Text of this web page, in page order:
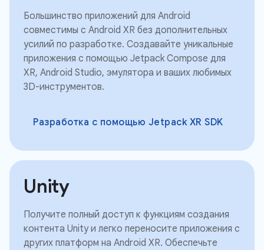
Большинство приложений для Android
совместимы с Android XR без дополнительных
усилий по разработке. Создавайте уникальные
приложения с помощью Jetpack Compose для
XR, Android Studio, эмулятора и ваших любимых
3D-инструментов.
Разработка с помощью Jetpack XR SDK
Unity
Получите полный доступ к функциям создания
контента Unity и легко переносите приложения с
других платформ на Android XR. Обеспечьте